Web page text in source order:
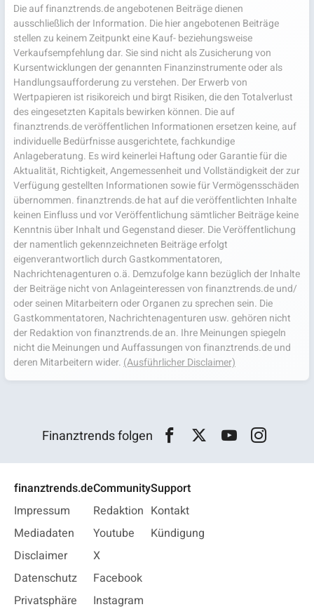
Die auf finanztrends.de angebotenen Beiträge dienen
ausschließlich der Information. Die hier angebotenen Beiträge
stellen zu keinem Zeitpunkt eine Kauf- beziehungsweise
Verkaufsempfehlung dar. Sie sind nicht als Zusicherung von
Kursentwicklungen der genannten Finanzinstrumente oder als
Handlungsaufforderung zu verstehen. Der Erwerb von
Wertpapieren ist risikoreich und birgt Risiken, die den Totalverlust
des eingesetzten Kapitals bewirken können. Die auf
finanztrends.de veröffentlichen Informationen ersetzen keine, auf
individuelle Bedürfnisse ausgerichtete, fachkundige
Anlageberatung. Es wird keinerlei Haftung oder Garantie für die
Aktualität, Richtigkeit, Angemessenheit und Vollständigkeit der zur
Verfügung gestellten Informationen sowie für Vermögensschäden
übernommen. finanztrends.de hat auf die veröffentlichten Inhalte
keinen Einfluss und vor Veröffentlichung sämtlicher Beiträge keine
Kenntnis über Inhalt und Gegenstand dieser. Die Veröffentlichung
der namentlich gekennzeichneten Beiträge erfolgt
eigenverantwortlich durch Gastkommentatoren,
Nachrichtenagenturen o.ä. Demzufolge kann bezüglich der Inhalte
der Beiträge nicht von Anlageinteressen von finanztrends.de und/
oder seinen Mitarbeitern oder Organen zu sprechen sein. Die
Gastkommentatoren, Nachrichtenagenturen usw. gehören nicht
der Redaktion von finanztrends.de an. Ihre Meinungen spiegeln
nicht die Meinungen und Auffassungen von finanztrends.de und
deren Mitarbeitern wider. (Ausführlicher Disclaimer)
Finanztrends folgen
finanztrends.de
Impressum
Mediadaten
Disclaimer
Datenschutz
Privatsphäre
Community
Redaktion
Youtube
X
Facebook
Instagram
Support
Kontakt
Kündigung